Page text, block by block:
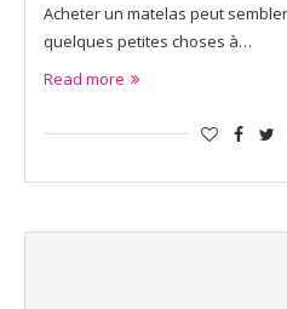
Acheter un matelas peut
quelques petites choses à…
Read more